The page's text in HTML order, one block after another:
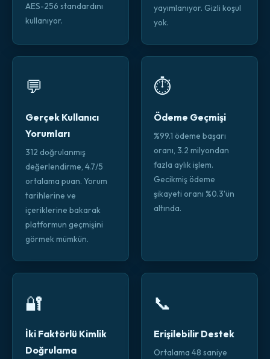
AES-256 standardını
kullanıyor.
yayımlanıyor. Gizli koşul
yok.
💬
Gerçek Kullanıcı
Yorumları
312 doğrulanmış
değerlendirme, 4.7/5
ortalama puan. Yorum
tarihlerine ve
içeriklerine bakarak
platformun geçmişini
görmek mümkün.
⏱️
Ödeme Geçmişi
%99.1 ödeme başarı
oranı, 3.2 milyondan
fazla aylık işlem.
Gecikmiş ödeme
şikayeti oranı %0.3'ün
altında.
🔐
İki Faktörlü Kimlik
Doğrulama
📞
Erişilebilir Destek
Ortalama 48 saniye